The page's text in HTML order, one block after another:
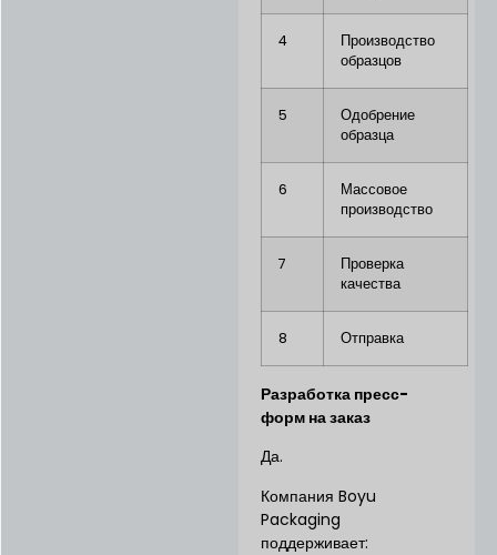
4
Производство
образцов
5
Одобрение
образца
6
Массовое
производство
7
Проверка
качества
8 Отправка
Разработка пресс-
форм на заказ
Да.
Компания Boyu
Packaging
поддерживает: